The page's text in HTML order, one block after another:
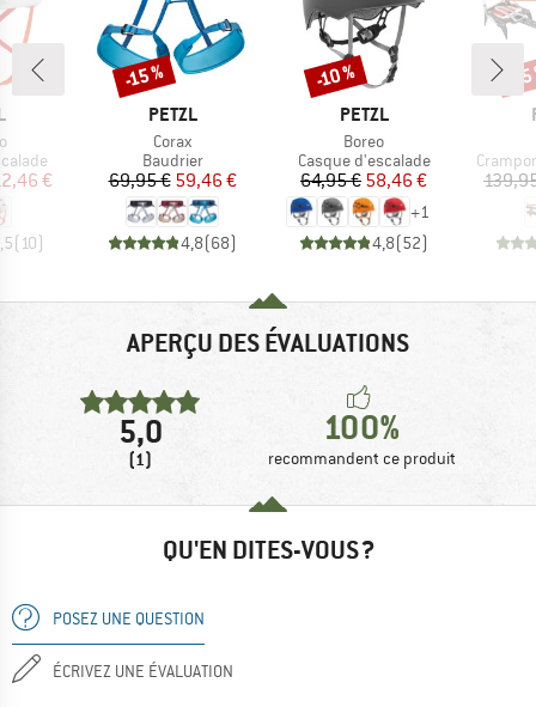
réduit
€
(10)
MARQUE
PETZL
Article
Corax
Product group
Baudrier
Prix
69,95 €Prix réduit
59,46 €
4,8(68)
Remise
-15 %
MARQUE
PETZL
Article
Boreo
Product group
Casque d'escalade
Prix
64,95 € Prix réduit
58,46 €
+1
4,8(52)
Remise
-10 % -
APERÇU DES ÉVALUATIONS
5,0
(1)
100%
recommandent ce produit
QU'EN DITES-VOUS ?
POSEZ UNE QUESTION
ÉCRIVEZ UNE ÉVALUATION